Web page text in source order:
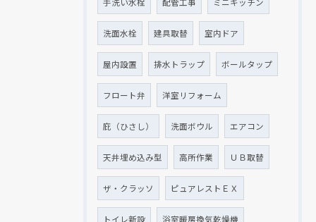
洗面水栓 建具取替 室内ドア
屋内設置 排水トラップ ボールタップ
フロート弁 洋室リフォーム
庇（ひさし） 洗面ボウル エアコン
天井埋め込み型 高所作業 ＵＢ取替
ザ・クラッソ ピュアレストＥＸ
トイレ新設 浴室暖房換気乾燥機